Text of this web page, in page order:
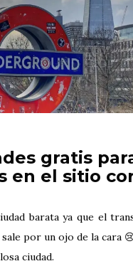
gratis
en el sitio
barata ya que el
por un ojo de la cara
ciudad.